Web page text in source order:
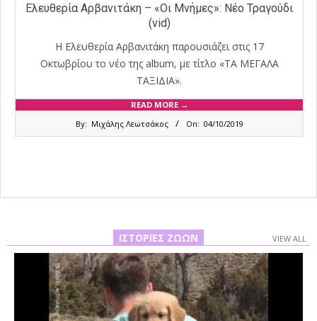
Ελευθερία Αρβανιτάκη – «Οι Μνήμες»: Νέο Τραγούδι
(vid)
Η Ελευθερία Αρβανιτάκη παρουσιάζει στις 17
Οκτωβρίου το νέο της album, με τίτλο «ΤΑ ΜΕΓΑΛΑ
ΤΑΞΙΔΙΑ».
READ MORE →
By: Μιχάλης Λεωτσάκος On: 04/10/2019
ΙΣΤΟΡΊΕΣ ΖΏΩΝ VIEW ALL